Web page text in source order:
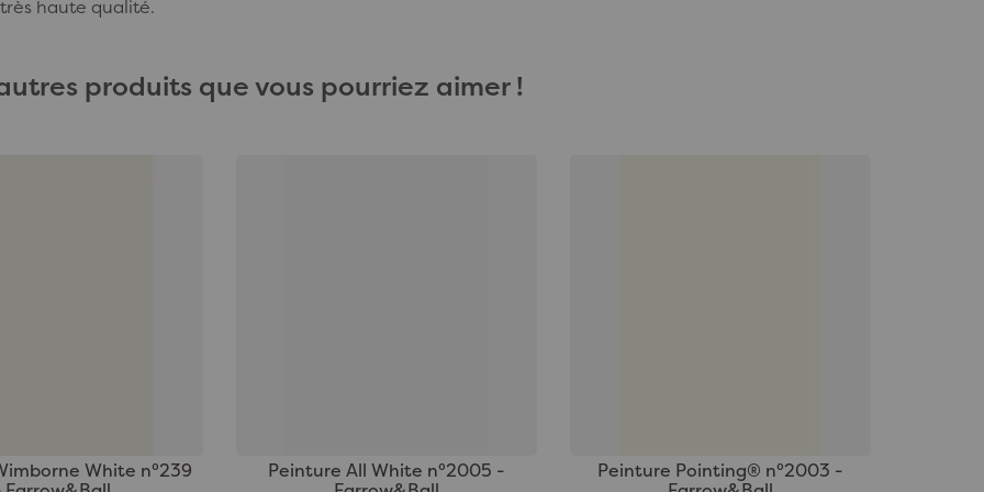
haute qualité.
produits que vous pourriez aimer !
White n°239
Peinture All White n°2005 -
Peinture Pointing® n°2003 -